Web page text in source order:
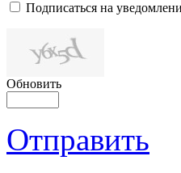
Подписаться на
Обновить
Отправить